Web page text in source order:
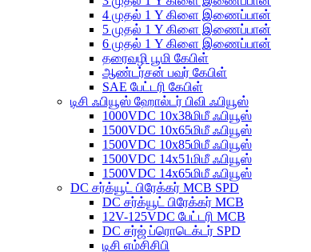
4 முதல் 1 Y கிளை இணைப்பான்
5 முதல் 1 Y கிளை இணைப்பான்
6 முதல் 1 Y கிளை இணைப்பான்
தரைவழி பூமி கேபிள்
ஆண்டர்சன் பவர் கேபிள்
SAE பேட்டரி கேபிள்
டிசி ஃபியூஸ் ஹோல்டர் பிவி ஃபியூஸ்
1000VDC 10x38மிமீ ஃபியூஸ்
1500VDC 10x65மிமீ ஃபியூஸ்
1500VDC 10x85மிமீ ஃபியூஸ்
1500VDC 14x51மிமீ ஃபியூஸ்
1500VDC 14x65மிமீ ஃபியூஸ்
DC சர்க்யூட் பிரேக்கர் MCB SPD
DC சர்க்யூட் பிரேக்கர் MCB
12V-125VDC பேட்டரி MCB
DC சர்ஜ் ப்ரொடெக்டர் SPD
டிசி எம்சிசிபி